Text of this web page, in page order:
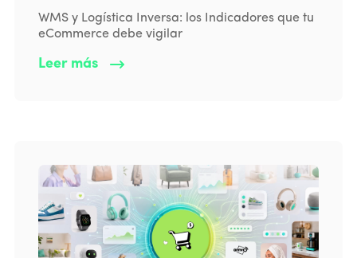
WMS y Logística Inversa: los Indicadores que tu
eCommerce debe vigilar
Leer más